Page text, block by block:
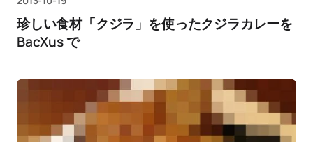
珍しい食材「クジラ」を使ったクジラカレーを
BacXus で